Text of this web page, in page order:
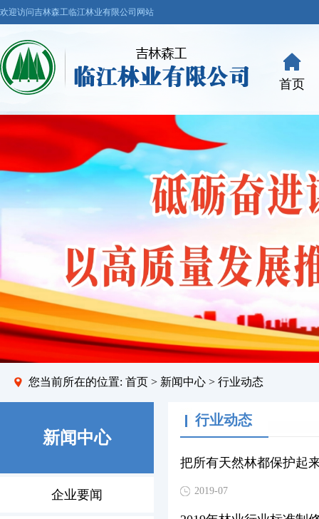
欢迎访问吉林森工临江林业有限公司网站
首页
您当前所在的位置: 首页 > 新闻中心 > 行业动态
新闻中心
企业要闻
行业动态
把所有天然林都保护起
2019-07